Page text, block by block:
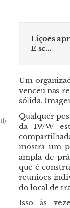
Lições
E se…
Um
venceu nas
sólida.
Qualquer
da IWW
mostra um
ampla de
que é
reuniões
do local de
Isso às
(1)